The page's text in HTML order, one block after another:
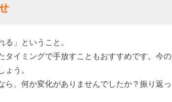
」ということ。
タイミングで手放すこともおすすめです。今の
う。
ら、何か変化がありませんでしたか？振り返っ